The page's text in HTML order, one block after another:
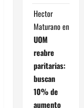
Hector
Maturano en
UOM
reabre
paritarias:
buscan
10% de
aumento